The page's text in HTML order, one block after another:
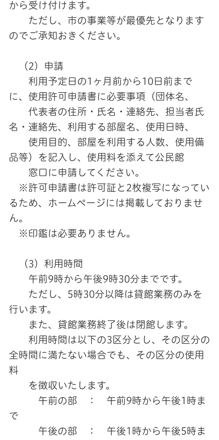
から受け付けます。
ただし、市の事業等が最優先となります
のでご承知おきください。
（2）申請
利用予定日の1ヶ月前から10日前まで
に、使用許可申請書に必要事項（団体名、
代表者の住所・氏名・連絡先、担当者氏
名・連絡先、利用する部屋名、使用日時、
使用目的、部屋を利用する人数、使用備
品等）を記入し、使用料を添えて公民館
窓口に申請してください。
※許可申請書は許可証と2枚複写になってい
るため、ホームページには掲載しておりませ
ん。
※印鑑は必要ありません。
（3）利用時間
午前9時から午後9時30分までです。
ただし、5時30分以降は貸館業務のみを
行います。
また、貸館業務終了後は閉館します。
利用時間は以下の3区分とし、その区分の
全時間に満たない場合でも、その区分の使用
料
を徴収いたします。
午前の部 ： 午前9時から午後1時ま
で
午後の部 ： 午後1時から午後5時ま